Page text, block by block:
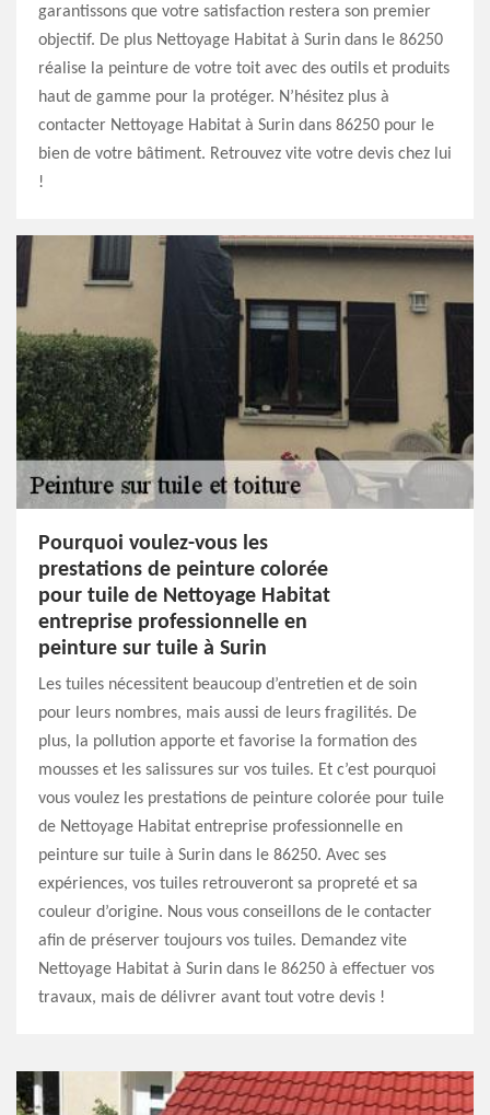
garantissons que votre satisfaction restera son premier
objectif. De plus Nettoyage Habitat à Surin dans le 86250
réalise la peinture de votre toit avec des outils et produits
haut de gamme pour la protéger. N’hésitez plus à
contacter Nettoyage Habitat à Surin dans 86250 pour le
bien de votre bâtiment. Retrouvez vite votre devis chez lui
!
Pourquoi voulez-vous les
prestations de peinture colorée
pour tuile de Nettoyage Habitat
entreprise professionnelle en
peinture sur tuile à Surin
Les tuiles nécessitent beaucoup d’entretien et de soin
pour leurs nombres, mais aussi de leurs fragilités. De
plus, la pollution apporte et favorise la formation des
mousses et les salissures sur vos tuiles. Et c’est pourquoi
vous voulez les prestations de peinture colorée pour tuile
de Nettoyage Habitat entreprise professionnelle en
peinture sur tuile à Surin dans le 86250. Avec ses
expériences, vos tuiles retrouveront sa propreté et sa
couleur d’origine. Nous vous conseillons de le contacter
afin de préserver toujours vos tuiles. Demandez vite
Nettoyage Habitat à Surin dans le 86250 à effectuer vos
travaux, mais de délivrer avant tout votre devis !